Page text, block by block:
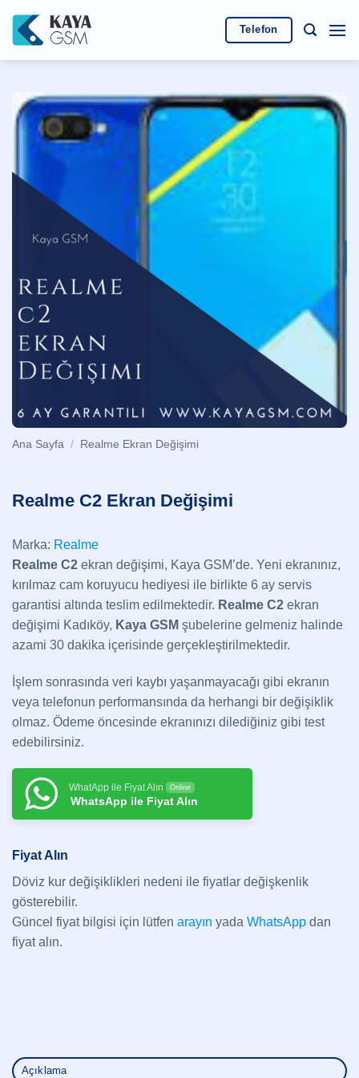
atla
Telefon
Ana Sayfa / Realme Ekran Değişimi
Realme C2 Ekran Değişimi
Marka: Realme
Realme C2 ekran değişimi, Kaya GSM’de. Yeni ekranınız,
kırılmaz cam koruyucu hediyesi ile birlikte 6 ay servis
garantisi altında teslim edilmektedir. Realme C2 ekran
değişimi Kadıköy, Kaya GSM şubelerine gelmeniz halinde
azami 30 dakika içerisinde gerçekleştirilmektedir.
İşlem sonrasında veri kaybı yaşanmayacağı gibi ekranın
veya telefonun performansında da herhangi bir değişiklik
olmaz. Ödeme öncesinde ekranınızı dilediğiniz gibi test
edebilirsiniz.
WhatApp ile Fiyat Alın Online
WhatsApp ile Fiyat Alın
Fiyat Alın
Döviz kur değişiklikleri nedeni ile fiyatlar değişkenlik
gösterebilir.
Güncel fiyat bilgisi için lütfen arayın yada WhatsApp dan
fiyat alın.
Açıklama